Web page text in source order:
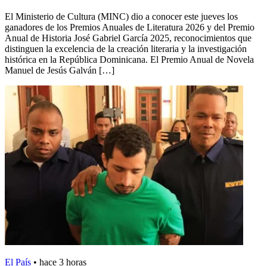
El Ministerio de Cultura (MINC) dio a conocer este jueves los
ganadores de los Premios Anuales de Literatura 2026 y del Premio
Anual de Historia José Gabriel García 2025, reconocimientos que
distinguen la excelencia de la creación literaria y la investigación
histórica en la República Dominicana. El Premio Anual de Novela
Manuel de Jesús Galván […]
El País • hace 3 horas